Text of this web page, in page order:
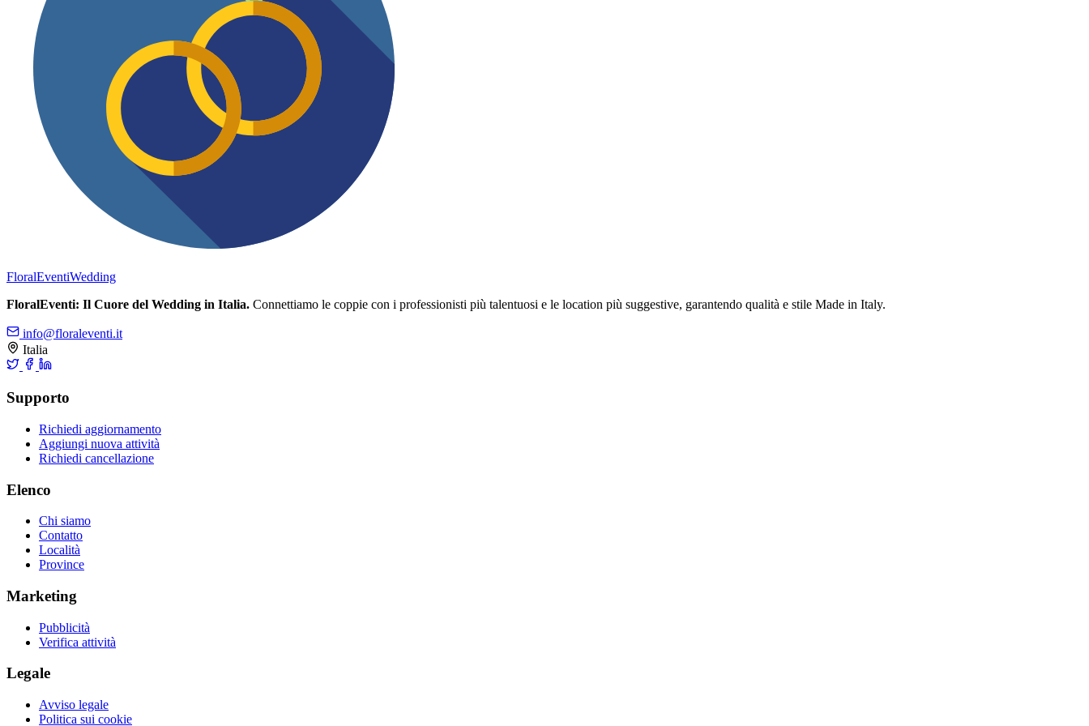
FloralEventiWedding
FloralEventi: Il Cuore del Wedding in Italia. Connettiamo le coppie con i professionisti più talentuosi e le location più suggestive, garantendo qualità e stile Made in Italy.
info@floraleventi.it
Italia
Supporto
Richiedi aggiornamento
Aggiungi nuova attività
Richiedi cancellazione
Elenco
Chi siamo
Contatto
Località
Province
Marketing
Pubblicità
Verifica attività
Legale
Avviso legale
Politica sui cookie